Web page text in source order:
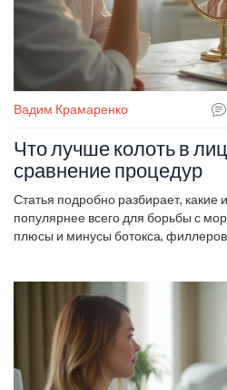
Вадим Крамаренко
Что лучше колоть в
сравнение процедур
Статья подробно разбирает, какие
популярнее всего для борьбы с
плюсы и минусы ботокса,
боится осложнений.